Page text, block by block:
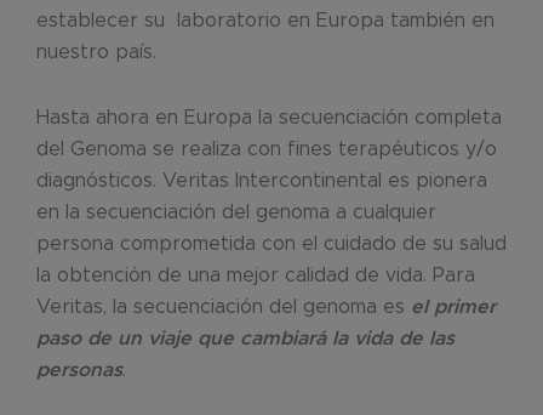
establecer su laboratorio en Europa también en
nuestro país.
Hasta ahora en Europa la secuenciación completa
del Genoma se realiza con fines terapéuticos y/o
diagnósticos. Veritas Intercontinental es pionera
en la secuenciación del genoma a cualquier
persona comprometida con el cuidado de su salud
la obtención de una mejor calidad de vida. Para
Veritas, la secuenciación del genoma es el primer
paso de un viaje que cambiará la vida de las
personas.